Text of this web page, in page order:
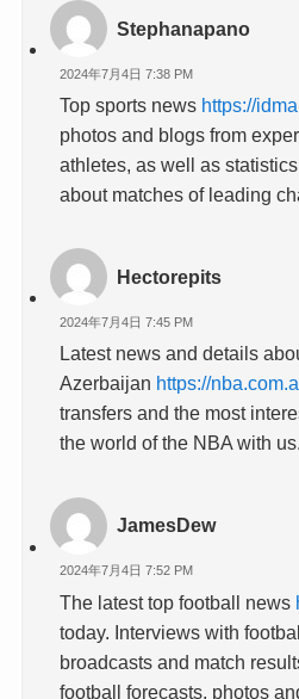
Stephanapano
2024年7月4日 7:38 PM
Top sports news https://
photos and blogs from
athletes, as well as
about matches of leading
Hectorepits
2024年7月4日 7:45 PM
Latest news and details
Azerbaijan https://
transfers and the most
the world of the NBA with us.
JamesDew
2024年7月4日 7:52 PM
The latest top football news
today. Interviews with
broadcasts and match
football forecasts, photos